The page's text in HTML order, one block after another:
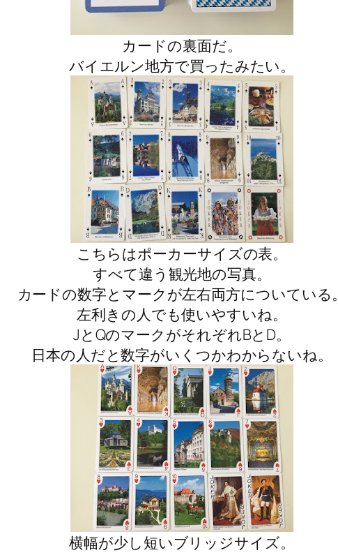
カードの裏面だ。
バイエルン地方で買ったみたい。
こちらはポーカーサイズの表。
すべて違う観光地の写真。
カードの数字とマークが左右両方についている。
左利きの人でも使いやすいね。
JとQのマークがそれぞれBとD。
日本の人だと数字がいくつかわからないね。
横幅が少し短いブリッジサイズ。